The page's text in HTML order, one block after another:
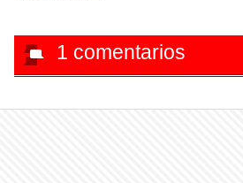
1 comentarios